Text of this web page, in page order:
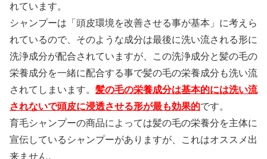
れています。
シャンプーは「頭皮環境を改善させる事が基本」に考えら
れているので、そのような成分は最後に洗い流される形に
洗浄成分が配合されていますが、この洗浄成分と髪の毛の
栄養成分を一緒に配合する事で髪の毛の栄養成分も洗い流
されてしまいます。 髪の毛の栄養成分は基本的には洗い流
されないで頭皮に浸透させる形が最も効果的です。
育毛シャンプーの商品によっては髪の毛の栄養分を主体に
宣伝しているシャンプーがありますが、これはオススメ出
来ません。